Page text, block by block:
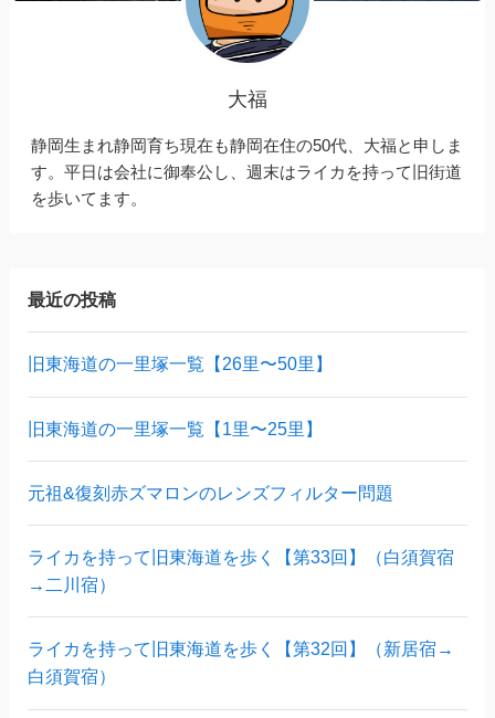
大福
静岡生まれ静岡育ち現在も静岡在住の50代、大福と申しま
す。平日は会社に御奉公し、週末はライカを持って旧街道
を歩いてます。
最近の投稿
旧東海道の一里塚一覧【26里〜50里】
旧東海道の一里塚一覧【1里〜25里】
元祖&復刻赤ズマロンのレンズフィルター問題
ライカを持って旧東海道を歩く【第33回】（白須賀宿
→二川宿）
ライカを持って旧東海道を歩く【第32回】（新居宿→
白須賀宿）